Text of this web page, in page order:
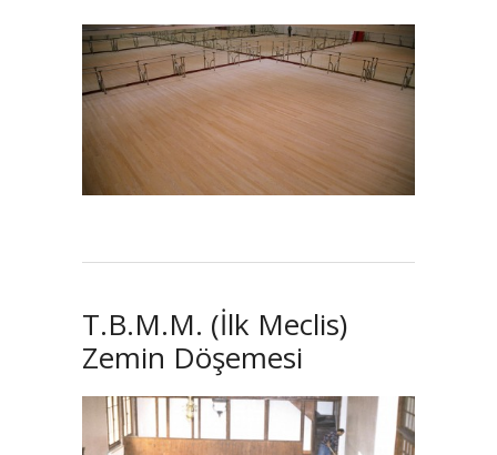
T.B.M.M. (İlk Meclis)
Zemin Döşemesi